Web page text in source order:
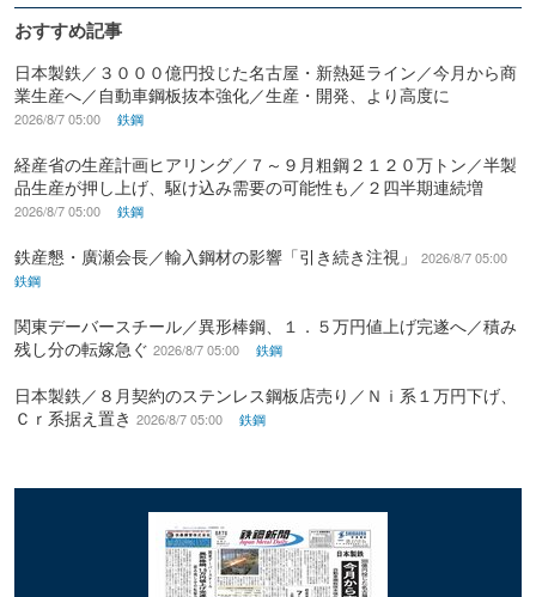
おすすめ記事
日本製鉄／３０００億円投じた名古屋・新熱延ライン／今月から商
業生産へ／自動車鋼板抜本強化／生産・開発、より高度に
2026/8/7 05:00 鉄鋼
経産省の生産計画ヒアリング／７～９月粗鋼２１２０万トン／半製
品生産が押し上げ、駆け込み需要の可能性も／２四半期連続増
2026/8/7 05:00 鉄鋼
鉄産懇・廣瀬会長／輸入鋼材の影響「引き続き注視」
2026/8/7 05:00
鉄鋼
関東デーバースチール／異形棒鋼、１．５万円値上げ完遂へ／積み
残し分の転嫁急ぐ 2026/8/7 05:00 鉄鋼
日本製鉄／８月契約のステンレス鋼板店売り／Ｎｉ系１万円下げ、
Ｃｒ系据え置き 2026/8/7 05:00 鉄鋼